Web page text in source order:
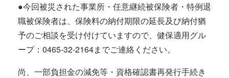
●今回被災された事業所・任意継続被保険者・特例退
職被保険者は、保険料の納付期限の延長及び納付猶
予のご相談を受け付けていますので、健保適用グル
ープ：0465-32-2164までご連絡ください。
尚、一部負担金の減免等・資格確認書再発行手続き